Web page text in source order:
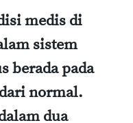
medis di
sistem
berada pada
normal.
dua